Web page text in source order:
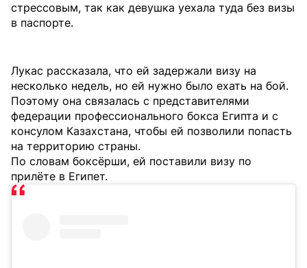
стрессовым, так как девушка уехала туда без визы
в паспорте.
Лукас рассказала, что ей задержали визу на
несколько недель, но ей нужно было ехать на бой.
Поэтому она связалась с представителями
федерации профессионального бокса Египта и с
консулом Казахстана, чтобы ей позволили попасть
на территорию страны.
По словам боксёрши, ей поставили визу по
прилёте в Египет.